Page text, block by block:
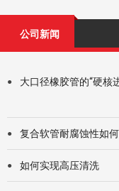
公司新闻
●
大口径橡胶管的“硬核
● 复合软管耐腐蚀性如何
● 如何实现高压清洗